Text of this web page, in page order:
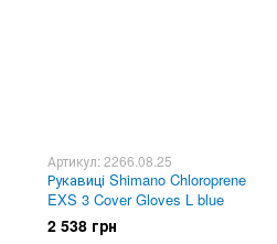
Артикул: 2266.08.25
Рукавиці Shimano Chloroprene
EXS 3 Cover Gloves L blue
2 538 грн